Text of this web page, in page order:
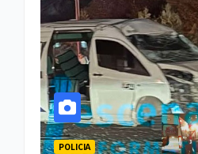
POLICIA